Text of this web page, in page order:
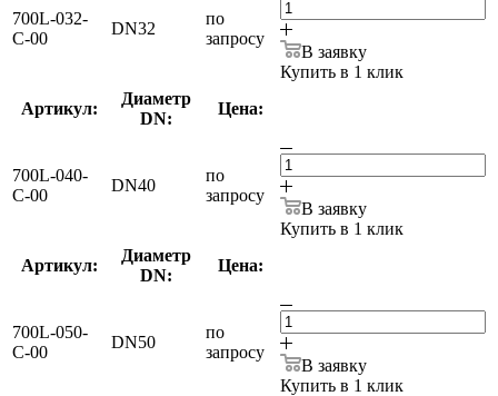
700L-032-
С-00
DN32
по
запросу
В заявку
Купить в 1 клик
Артикул:
Диаметр
DN:
Цена:
700L-040-
С-00
DN40
по
запросу
В заявку
Купить в 1 клик
Артикул:
Диаметр
DN:
Цена:
700L-050-
С-00
DN50
по
запросу
В заявку
Купить в 1 клик